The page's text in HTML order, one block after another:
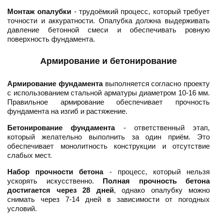
Монтаж опалубки - трудоёмкий процесс, который требует
точности и аккуратности. Опалубка должна выдерживать
давление бетонной смеси и обеспечивать ровную
поверхность фундамента.
Армирование и бетонирование
Армирование фундаментавыполняется согласно проекту
с использованием стальной арматуры диаметром 10-16 мм.
Правильное армирование обеспечивает прочность
фундамента на изгиб и растяжение.
Бетонирование фундамента- ответственный этап,
который желательно выполнить за один приём. Это
обеспечивает монолитность конструкции и отсутствие
слабых мест.
Набор прочности бетона- процесс, который нельзя
ускорять искусственно. Полная прочность бетона
достигается через 28 дней, однако опалубку можно
снимать через 7-14 дней в зависимости от погодных
условий.